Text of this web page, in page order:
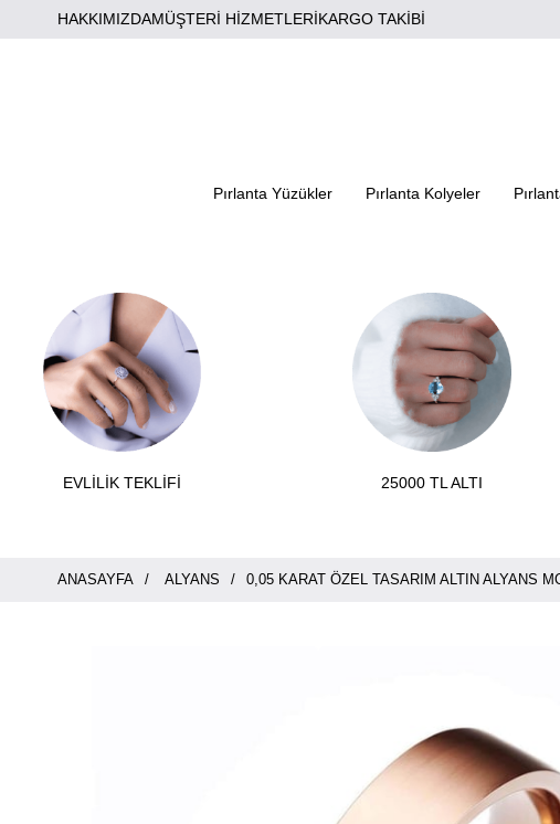
HAKKIMIZDAMÜŞTERİ HİZMETLERİKARGO TAKİBİ
Pırlanta Yüzükler Pırlanta Kolyeler
EVLİLİK TEKLİFİ 25000 TL ALTI
ANASAYFA ALYANS 0,05 KARAT ÖZEL TASARIM ALTIN ALYANS